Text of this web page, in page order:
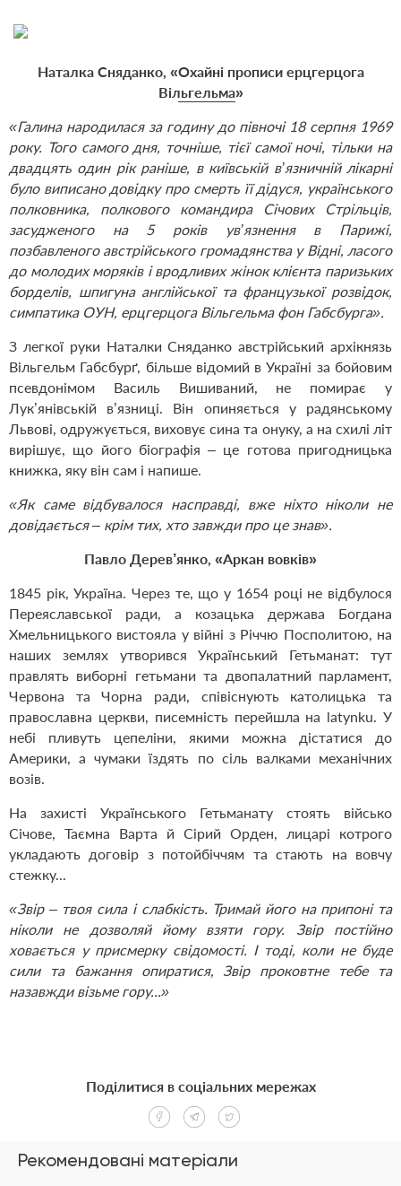
Наталка Сняданко, «Охайні прописи ерцгерцога
Вільгельма»
«Галина народилася за годину до півночі 18 серпня 1969
року. Того самого дня, точніше, тієї самої ночі, тільки на
двадцять один рік раніше, в київській в’язничній лікарні
було виписано довідку про смерть її дідуся, українського
полковника, полкового командира Січових Стрільців,
засудженого на 5 років ув’язнення в Парижі,
позбавленого австрійського громадянства у Відні, ласого
до молодих моряків і вродливих жінок клієнта паризьких
борделів, шпигуна англійської та французької розвідок,
симпатика ОУН, ерцгерцога Вільгельма фон Габсбурга».
З легкої руки Наталки Сняданко австрійський архікнязь
Вільгельм Габсбурґ, більше відомий в Україні за бойовим
псевдонімом Василь Вишиваний, не помирає у
Лук’янівській в’язниці. Він опиняється у радянському
Львові, одружується, виховує сина та онуку, а на схилі літ
вирішує, що його біографія – це готова пригодницька
книжка, яку він сам і напише.
«Як саме відбувалося насправді, вже ніхто ніколи не
довідається – крім тих, хто завжди про це знав».
Павло Дерев’янко, «Аркан вовків»
1845 рік, Україна. Через те, що у 1654 році не відбулося
Переяславської ради, а козацька держава Богдана
Хмельницького вистояла у війні з Річчю Посполитою, на
наших землях утворився Український Гетьманат: тут
правлять виборні гетьмани та двопалатний парламент,
Червона та Чорна ради, співіснують католицька та
православна церкви, писемність перейшла на latynku. У
небі пливуть цепеліни, якими можна дістатися до
Америки, а чумаки їздять по сіль валками механічних
возів.
На захисті Українського Гетьманату стоять військо
Січове, Таємна Варта й Сірий Орден, лицарі котрого
укладають договір з потойбіччям та стають на вовчу
стежку...
«Звір – твоя сила і слабкість. Тримай його на припоні та
ніколи не дозволяй йому взяти гору. Звір постійно
ховається у присмерку свідомості. І тоді, коли не буде
сили та бажання опиратися, Звір проковтне тебе та
назавжди візьме гору...»
Рекомендовані матеріали
Поділитися в соціальних мережах